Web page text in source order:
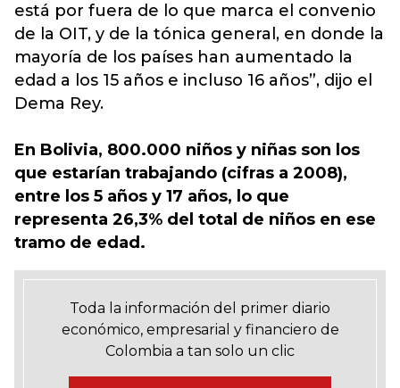
está por fuera de lo que marca el convenio
de la OIT, y de la tónica general, en donde la
mayoría de los países han aumentado la
edad a los 15 años e incluso 16 años”, dijo el
Dema Rey.
En Bolivia, 800.000 niños y niñas son los
que estarían trabajando (cifras a 2008),
entre los 5 años y 17 años, lo que
representa 26,3% del total de niños en ese
tramo de edad.
Toda la información del primer diario
económico, empresarial y financiero de
Colombia a tan solo un clic